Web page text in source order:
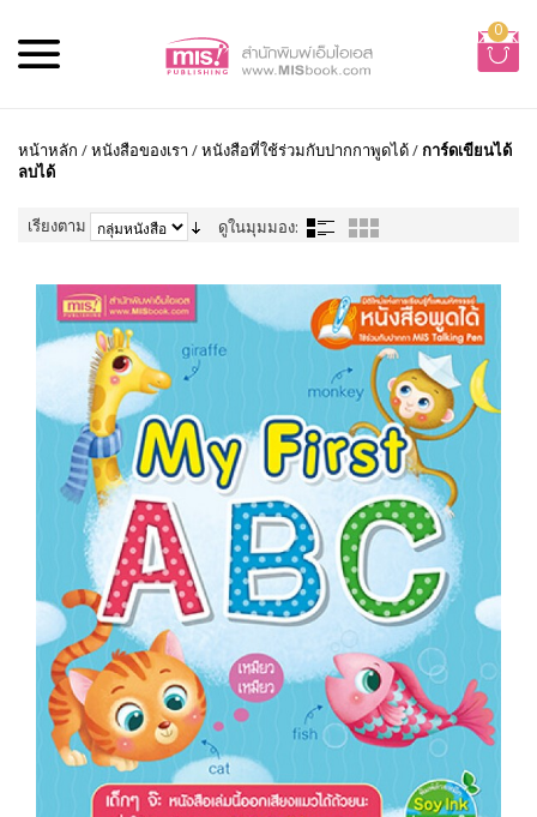
0
หน้าหลัก /หนังสือของเรา /หนังสือที่ใช้ร่วมกับปากกาพูดได้/การ์ดเขียนได้
ลบได้
เรียงตาม ดูในมุมมอง: